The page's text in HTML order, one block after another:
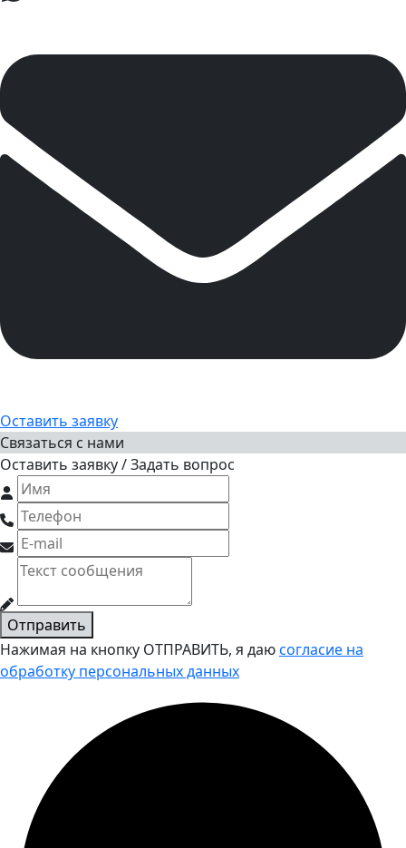
Оставить заявку
Связаться с нами
Оставить заявку / Задать вопрос
Отправить
Нажимая на кнопку ОТПРАВИТЬ, я даюсогласие на
обработку персональных данных